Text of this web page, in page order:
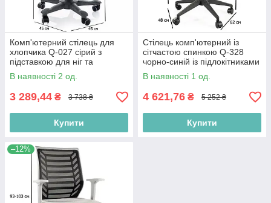
Комп'ютерний стілець для
хлопчика Q-027 сірий з
підставкою для ніг та
сітчастою спинкою
В наявності 2 од.
3 289,44 ₴ 3 738 ₴
Купити
Стілець комп'ютерний із
сітчастою спинкою Q-328
чорно-синій із підлокітниками
на пластикій хрестовині для
підлітка
В наявності 1 од.
4 621,76 ₴ 5 252 ₴
Купити
–12%